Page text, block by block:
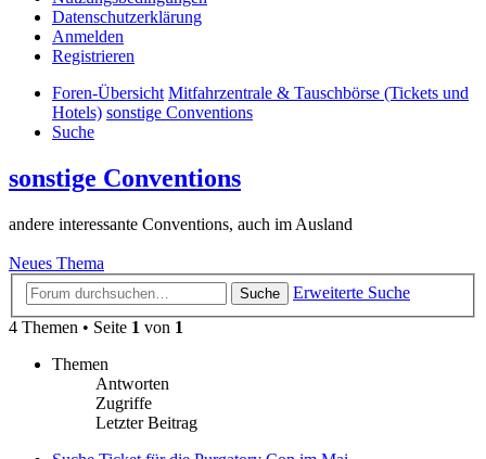
Datenschutzerklärung
Anmelden
Registrieren
Foren-Übersicht Mitfahrzentrale & Tauschbörse (Tickets und
Hotels) sonstige Conventions
Suche
sonstige Conventions
andere interessante Conventions, auch im Ausland
Neues Thema
Suche
Erweiterte Suche
4 Themen • Seite 1 von 1
Themen
Antworten
Zugriffe
Letzter Beitrag